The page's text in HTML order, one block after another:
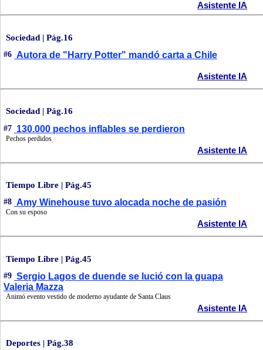
Asistente IA
Sociedad | Pág.16
#6 Autora de "Harry Potter" mandó carta a Chile
Asistente IA
Sociedad | Pág.16
#7 130.000 pechos inflables se perdieron
Pechos perdidos
Asistente IA
Tiempo Libre | Pág.45
#8 Amy Winehouse tuvo alocada noche de pasión
Con su esposo
Asistente IA
Tiempo Libre | Pág.45
#9 Sergio Lagos de duende se lució con la guapa
Valeria Mazza
Animó evento vestido de moderno ayudante de Santa Claus
Asistente IA
Deportes | Pág.38